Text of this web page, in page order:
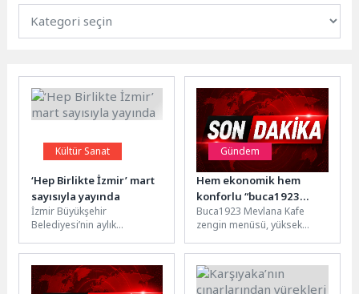
Kültür Sanat
‘Hep Birlikte İzmir’ mart
sayısıyla yayında
İzmir Büyükşehir
Belediyesi’nin aylık
Birlikte İzmir’in mart sayısı
yayımlandı. Kadın ve Aile...
Gündem
Hem ekonomik hem
konforlu “buca1923
Mevlana Kafe”
Buca1923 Mevlana Kafe
zengin menüsü, yüksek
dostu fiyatlarıyla şehrin
gürültüsünden kaçıp...